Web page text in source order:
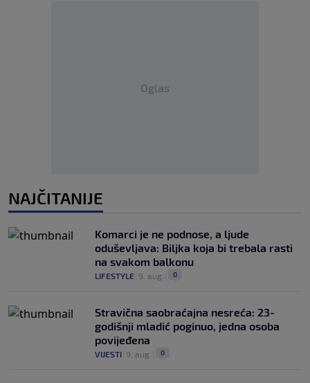
Oglas
NAJČITANIJE
Komarci je ne podnose, a ljude
oduševljava: Biljka koja bi trebala rasti
na svakom balkonu
LIFESTYLE 9. aug. 0
Stravična saobraćajna nesreća: 23-
godišnji mladić poginuo, jedna osoba
povijeđena
VIJESTI 9. aug. 0